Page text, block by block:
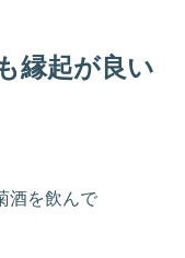
縁起が良い
酒を飲んで